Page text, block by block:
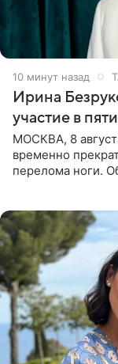
10 минут назад
Ирина
участие в
МОСКВА, 8
временно
перелома ноги.